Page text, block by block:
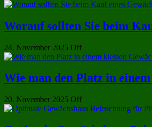
Worauf sollten Sie beim
24. November 2025 Off
Wie man den Platz in
20. November 2025 Off